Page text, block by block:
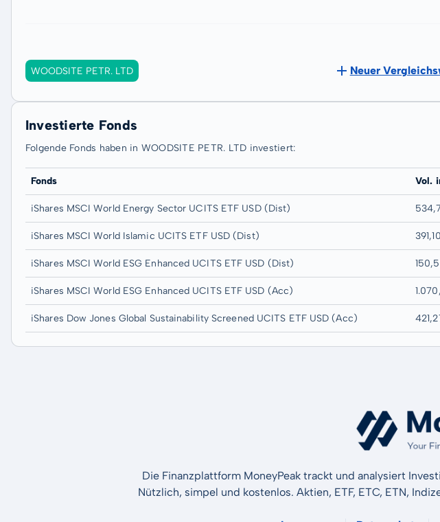
WOODSITE PETR. LTD Neuer
Investierte Fonds
Folgende Fonds haben in WOODSITE PETR. LTD investiert:
Fonds Vol.
iShares MSCI World Energy Sector UCITS ETF USD (Dist)
iShares MSCI World Islamic UCITS ETF USD (Dist) 391,10
iShares MSCI World ESG Enhanced UCITS ETF USD (Dist)
iShares MSCI World ESG Enhanced UCITS ETF USD (Acc)
iShares Dow Jones Global Sustainability Screened UCITS ETF USD (Acc)
Die Finanzplattform MoneyPeak trackt und analysiert
Nützlich, simpel und kostenlos. Aktien, ETF, ETC, ETN,